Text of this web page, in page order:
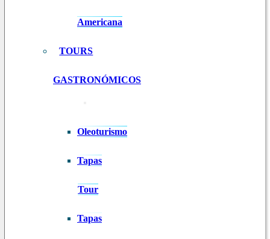
Americana
TOURS
GASTRONÓMICOS
Oleoturismo
Tapas
Tour
Tapas